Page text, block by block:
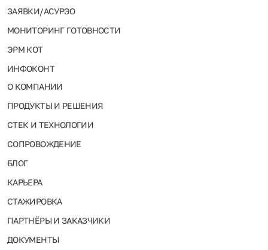
ЗАЯВКИ/АСУРЭО
МОНИТОРИНГ ГОТОВНОСТИ
ЭРМ КОТ
ИНФОКОНТ
О КОМПАНИИ
ПРОДУКТЫ И РЕШЕНИЯ
СТЕК И ТЕХНОЛОГИИ
СОПРОВОЖДЕНИЕ
БЛОГ
КАРЬЕРА
СТАЖИРОВКА
ПАРТНЁРЫ И ЗАКАЗЧИКИ
ДОКУМЕНТЫ